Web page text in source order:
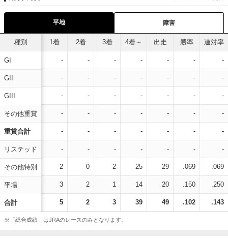
平地 障害
種別
GI
GII
GIII
その他重賞
重賞合計
リステッド
その他特別
平場
合計
1着 2着 3着 4着～ 出走 勝率 連対率
- - - - - - -
- - - - - - -
- - - - - - -
- - - - - - -
- - - - - - -
- - - - - - -
2 0 2 25 29 .069 .069
3 2 1 14 20 .150 .250
5 2 3 39 49 .102 .143
※「総合成績」はJRAのレースのみとなります。